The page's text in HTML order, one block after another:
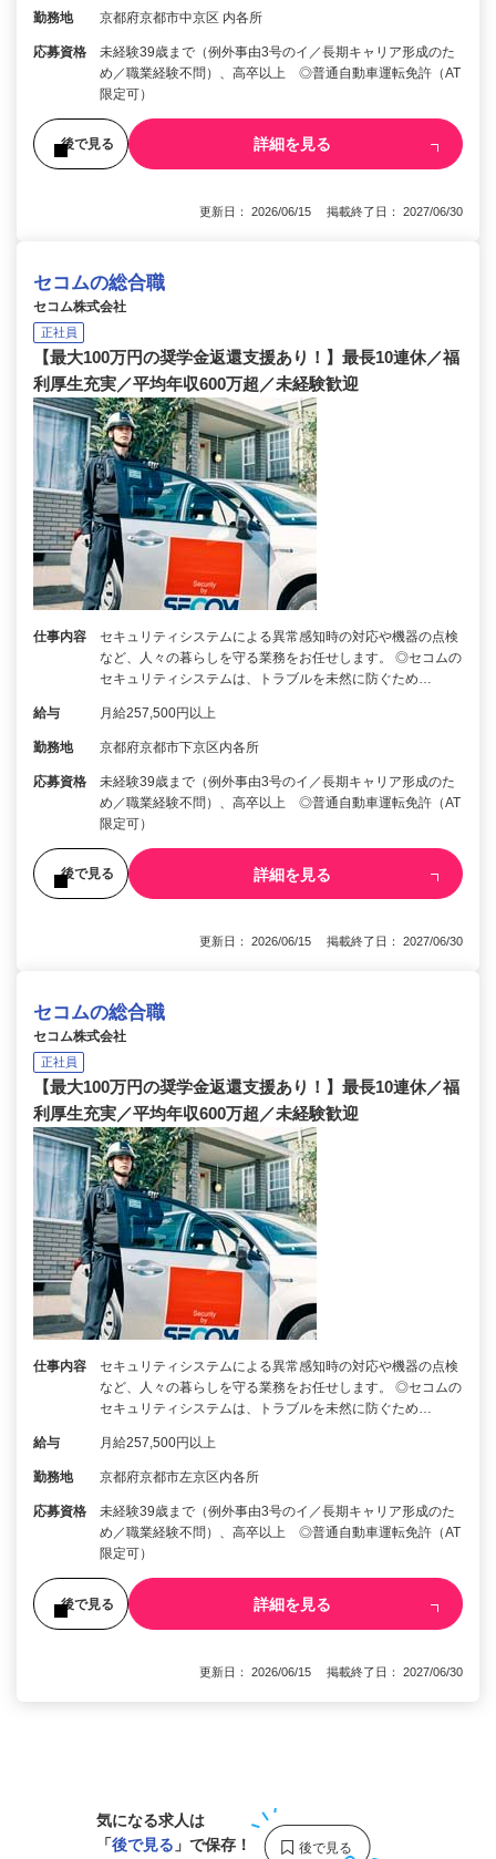
勤務地 京都府京都市中京区 内各所
応募資格
未経験39歳まで（例外事由3号のイ／長期キャリア形成のた
め／職業経験不問）、高卒以上 ◎普通自動車運転免許（AT
限定可）
後で見る 詳細を見る
更新日： 2026/06/15 掲載終了日： 2027/06/30
セコムの総合職
セコム株式会社
正社員
【最大100万円の奨学金返還支援あり！】最長10連休／福
利厚生充実／平均年収600万超／未経験歓迎
仕事内容
セキュリティシステムによる異常感知時の対応や機器の点検
など、人々の暮らしを守る業務をお任せします。 ◎セコムの
セキュリティシステムは、トラブルを未然に防ぐため…
給与 月給257,500円以上
勤務地 京都府京都市下京区内各所
応募資格
未経験39歳まで（例外事由3号のイ／長期キャリア形成のた
め／職業経験不問）、高卒以上 ◎普通自動車運転免許（AT
限定可）
後で見る 詳細を見る
更新日： 2026/06/15 掲載終了日： 2027/06/30
セコムの総合職
セコム株式会社
正社員
【最大100万円の奨学金返還支援あり！】最長10連休／福
利厚生充実／平均年収600万超／未経験歓迎
仕事内容
セキュリティシステムによる異常感知時の対応や機器の点検
など、人々の暮らしを守る業務をお任せします。 ◎セコムの
セキュリティシステムは、トラブルを未然に防ぐため…
給与 月給257,500円以上
勤務地 京都府京都市左京区内各所
応募資格
未経験39歳まで（例外事由3号のイ／長期キャリア形成のた
め／職業経験不問）、高卒以上 ◎普通自動車運転免許（AT
限定可）
後で見る 詳細を見る
更新日： 2026/06/15 掲載終了日： 2027/06/30
気になる求人は
「後で見る 」で保存！